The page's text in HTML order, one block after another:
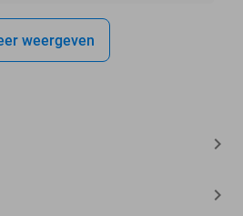
weergeven